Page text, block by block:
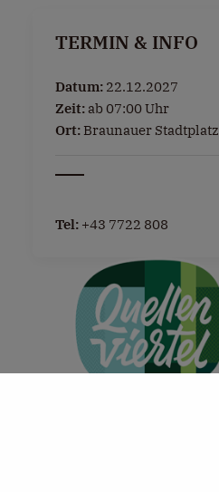
TERMIN & INFO
Datum: 22.12.2027
Zeit: ab 07:00 Uhr
Ort: Braunauer Stadtplatz
Tel: +43 7722 808